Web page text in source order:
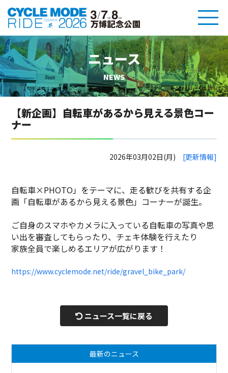
ニュース
NEWS
【新企画】自転車があるから見える景色コー
ナー
2026年03月02日(月) [更新情報]
自転車×PHOTO」をテーマに、走る歓びを共有する企
画「自転車があるから見える景色」コーナーが誕生。
ご自身のスマホやカメラに入っている自転車の写真や思
い出を審査してもらったり、チェキ体験を行えたり
家族全員で楽しめるエリアが広がります！
https://www.cyclemode.net/ride/gravel_bike_park/
ニュース一覧に戻る
最新のニュース